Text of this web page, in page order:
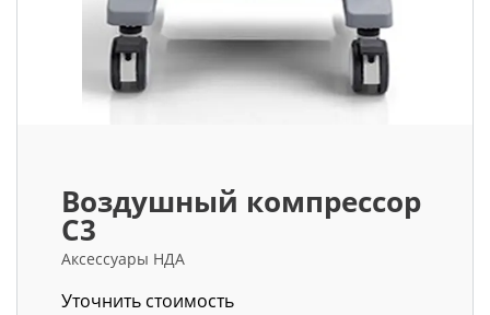
Воздушный компрессор
C3
Аксессуары НДА
Уточнить стоимость